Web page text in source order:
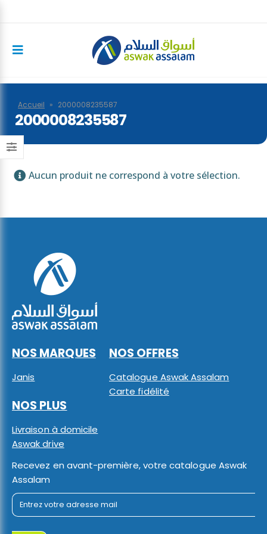
Accueil » 2000008235587
2000008235587
Aucun produit ne correspond à votre sélection.
NOS MARQUES
Janis
NOS OFFRES
Catalogue Aswak Assalam
Carte fidélité
NOS PLUS
Livraison à domicile
Aswak drive
Recevez en avant-première, votre catalogue Aswak
Assalam